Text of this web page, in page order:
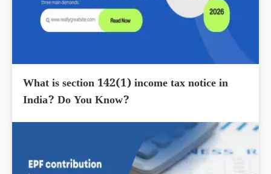
What is section 142(1) income tax notice in
India? Do You Know?